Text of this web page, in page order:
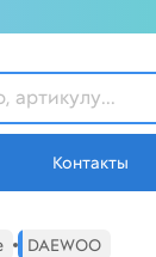
в
Контакты
DAEWOO